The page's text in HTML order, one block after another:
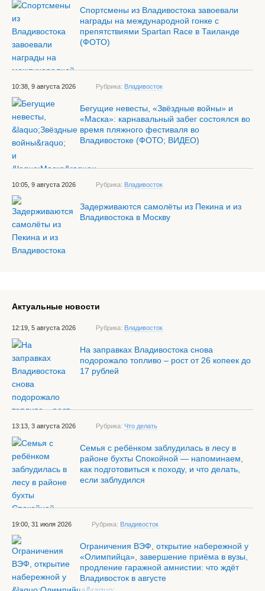
Спортсмены из Владивостока завоевали
награды на международной гонке с
препятствиями Spartan Race в Таиланде
(ФОТО)
10:38, 9 августа 2026 Рубрика: Владивосток
Бегущие невесты, «Звёздные войны» и
«Маска»: карнавальный забег состоялся во
время пляжного фестиваля во
Владивостоке (ФОТО; ВИДЕО)
10:05, 9 августа 2026 Рубрика: Владивосток
Задерживаются самолёты из Пекина и из
Владивостока в Москву
Актуальные новости
12:19, 5 августа 2026 Рубрика: Владивосток
На заправках Владивостока снова
подорожало топливо – рост от 26 копеек до
17 рублей
13:13, 3 августа 2026 Рубрика: Что делать
Семья с ребёнком заблудилась в лесу в
районе бухты Спокойной — напоминаем,
как подготовиться к походу, и что делать,
если заблудился
19:00, 31 июля 2026 Рубрика: Владивосток
Ограничения ВЭФ, открытие набережной у
«Олимпийца», завершение приёма в вузы,
продление гаражной амнистии: что ждёт
Владивосток в августе